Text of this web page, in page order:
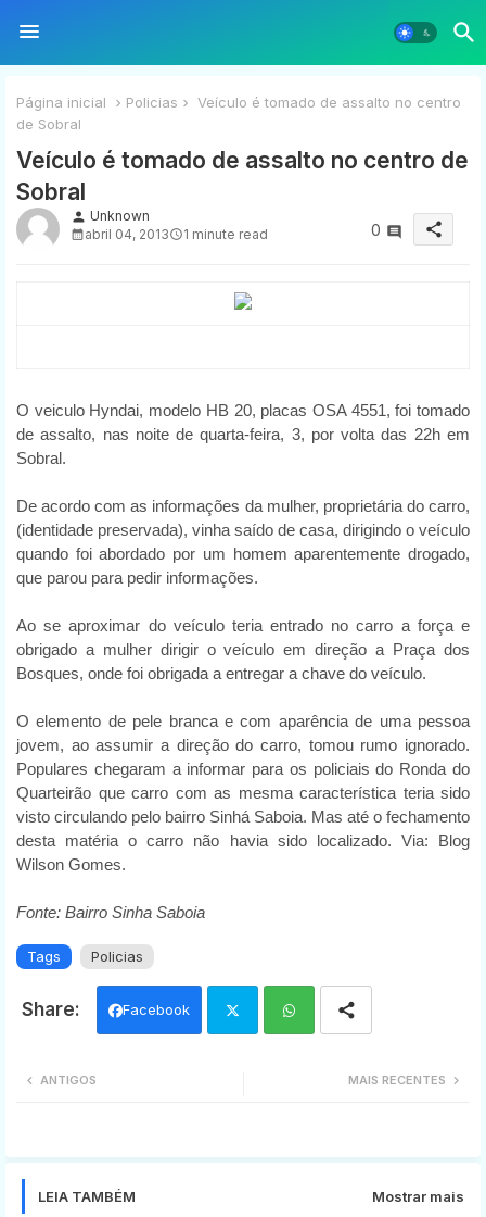
Página inicial Policias
Veículo é tomado de assalto no centro
de Sobral
Veículo é tomado de assalto no centro de
Sobral
person Unknown
abril 04, 2013
1 minute read 0 share
O veiculo Hyndai, modelo HB 20, placas OSA 4551, foi tomado
de assalto, nas noite de quarta-feira, 3, por volta das 22h em
Sobral.
De acordo com as informações da mulher, proprietária do carro,
(identidade preservada), vinha saído de casa, dirigindo o veículo
quando foi abordado por um homem aparentemente drogado,
que parou para pedir informações.
Ao se aproximar do veículo teria entrado no carro a força e
obrigado a mulher dirigir o veículo em direção a Praça dos
Bosques, onde foi obrigada a entregar a chave do veículo.
O elemento de pele branca e com aparência de uma pessoa
jovem, ao assumir a direção do carro, tomou rumo ignorado.
Populares chegaram a informar para os policiais do Ronda do
Quarteirão que carro com as mesma característica teria sido
visto circulando pelo bairro Sinhá Saboia. Mas até o fechamento
desta matéria o carro não havia sido localizado. Via: Blog
Wilson Gomes.
Fonte: Bairro Sinha Saboia
Tags Policias
Facebook
MAIS RECENTES
ANTIGOS
LEIA TAMBÉM Mostrar mais